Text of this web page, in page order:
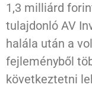
1,3 milliárd
tulajdonló AV
halála után a
fejleményből
következtetni